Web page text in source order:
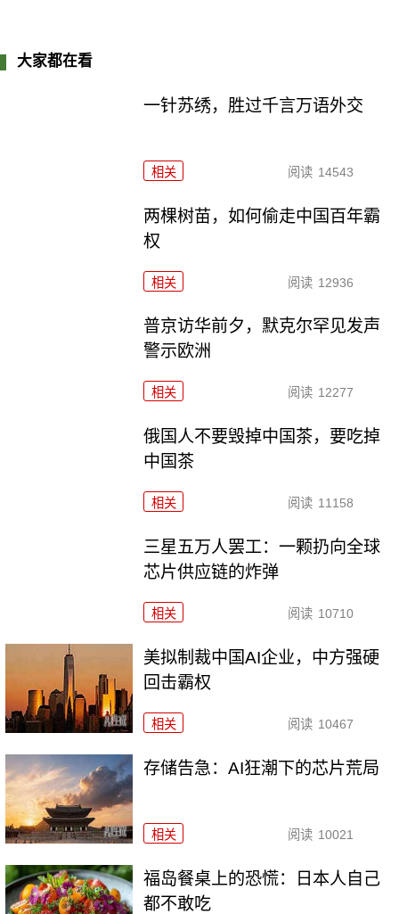
大家都在看
一针苏绣，胜过千言万语外交
相关 阅读 14543
两棵树苗，如何偷走中国百年霸
权
相关 阅读 12936
普京访华前夕，默克尔罕见发声
警示欧洲
相关 阅读 12277
俄国人不要毁掉中国茶，要吃掉
中国茶
相关 阅读 11158
三星五万人罢工：一颗扔向全球
芯片供应链的炸弹
相关 阅读 10710
美拟制裁中国AI企业，中方强硬
回击霸权
相关 阅读 10467
存储告急：AI狂潮下的芯片荒局
相关 阅读 10021
福岛餐桌上的恐慌：日本人自己
都不敢吃